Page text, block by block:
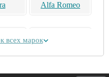
Alfa Romeo
всех марок